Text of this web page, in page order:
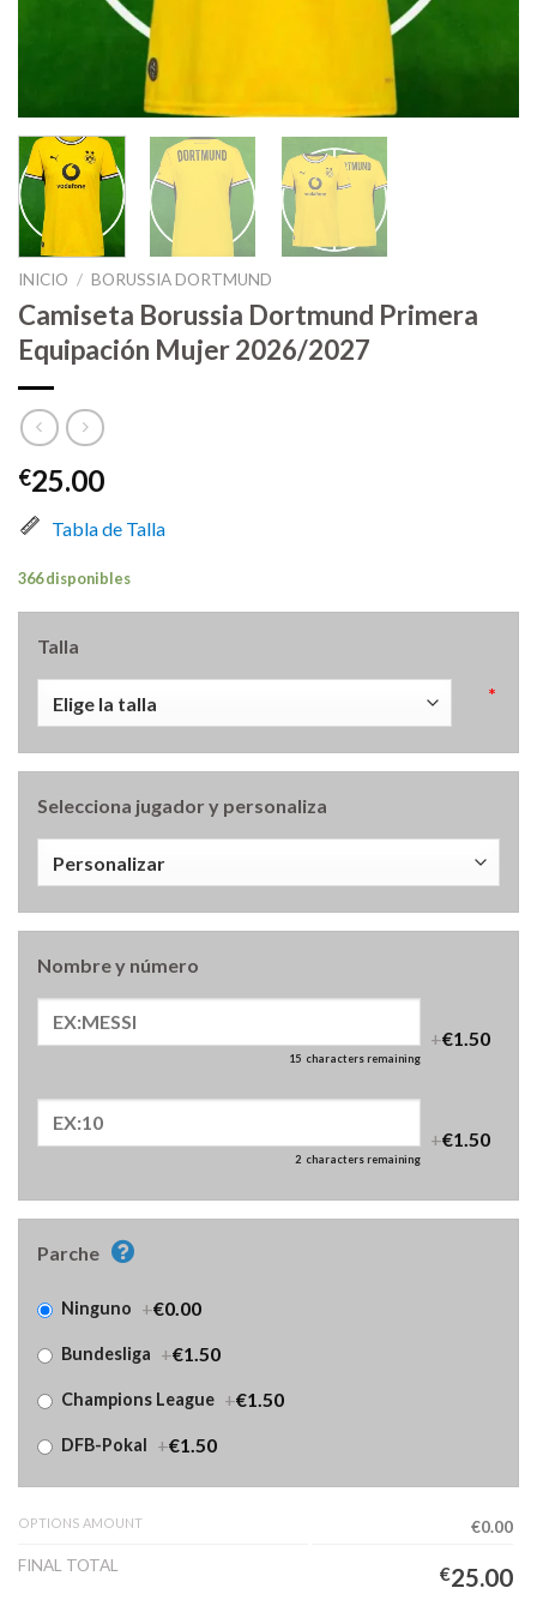
INICIO / BORUSSIA DORTMUND
Camiseta Borussia Dortmund Primera
Equipación Mujer 2026/2027
€25.00
Tabla de Talla
366 disponibles
Talla
*
Selecciona jugador y personaliza
Nombre y número
15 characters remaining
+€1.50
2 characters remaining
+€1.50
Parche
Ninguno +€0.00
Bundesliga +€1.50
Champions League +€1.50
DFB-Pokal +€1.50
OPTIONS AMOUNT
€0.00
FINAL TOTAL
€25.00